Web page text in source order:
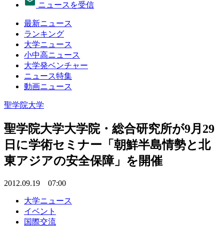
ニュースを受信
最新ニュース
ランキング
大学ニュース
小中高ニュース
大学発ベンチャー
ニュース特集
動画ニュース
聖学院大学
聖学院大学大学院・総合研究所が9月29
日に学術セミナー「朝鮮半島情勢と北
東アジアの安全保障」を開催
2012.09.19 07:00
大学ニュース
イベント
国際交流